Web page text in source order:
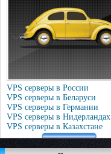
VPS серверы в России
VPS серверы в Беларуси
VPS серверы в Германии
VPS серверы в Нидерландах
VPS серверы в Казахстане